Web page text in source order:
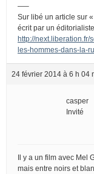
—–
Sur libé un article sur
écrit par un
http://next.liberation.fr/
les-hommes-dans-la-
24 février 2014 à 6 h 04
casper
Invité
Il y a un film avec Mel
mais entre noirs et